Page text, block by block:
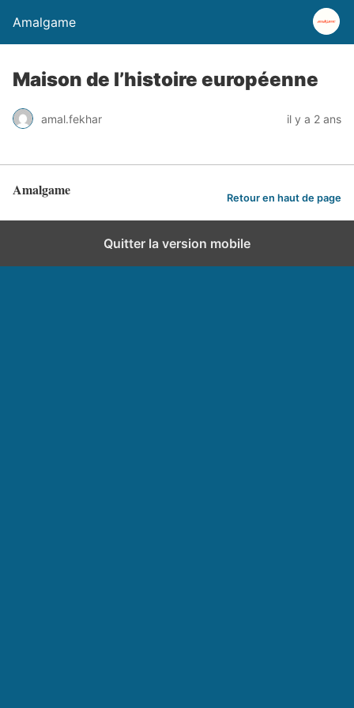
Amalgame
Maison de l’histoire européenne
amal.fekhar il y a 2 ans
Amalgame Retour en haut de page
Quitter la version mobile